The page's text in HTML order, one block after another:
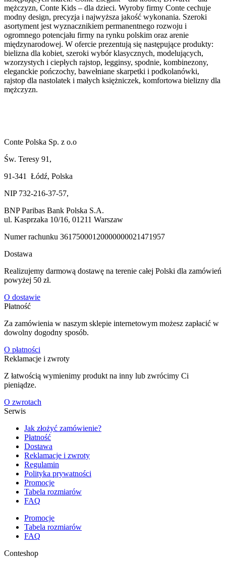
mężczyzn, Conte Kids – dla dzieci. Wyroby firmy Conte cechuje
modny design, precyzja i najwyższa jakość wykonania. Szeroki
asortyment jest wyznacznikiem permanentnego rozwoju i
ogromnego potencjału firmy na rynku polskim oraz arenie
międzynarodowej. W ofercie prezentują się następujące produkty:
bielizna dla kobiet, szeroki wybór klasycznych, modelujących,
wzorzystych i ciepłych rajstop, legginsy, spodnie, kombinezony,
eleganckie pończochy, bawełniane skarpetki i podkolanówki,
rajstop dla nastolatek i małych księżniczek, komfortowa bielizny dla
mężczyzn.
Conte Polska Sp. z o.o
Św. Teresy 91,
91-341 Łódź, Polska
NIP 732-216-37-57,
BNP Paribas Bank Polska S.A.
ul. Kasprzaka 10/16, 01211 Warszaw
Numer rachunku 36175000120000000021471957
Dostawa
Realizujemy darmową dostawę na terenie całej Polski dla zamówień
powyżej 50 zł.
O dostawie
Płatność
Za zamówienia w naszym sklepie internetowym możesz zapłacić w
dowolny dogodny sposób.
O płatności
Reklamacje i zwroty
Z łatwością wymienimy produkt na inny lub zwrócimy Ci
pieniądze.
O zwrotach
Serwis
Jak złożyć zamówienie?
Płatność
Dostawa
Reklamacje i zwroty
Regulamin
Polityka prywatności
Promocje
Tabela rozmiarów
FAQ
Promocje
Tabela rozmiarów
FAQ
Conteshop